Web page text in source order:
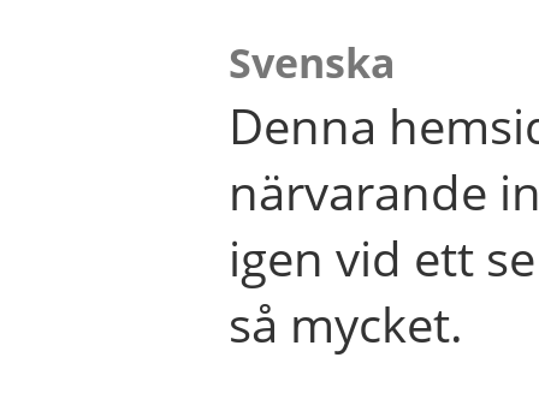
Svenska
Denna
närvarande
igen vid ett
så mycket.